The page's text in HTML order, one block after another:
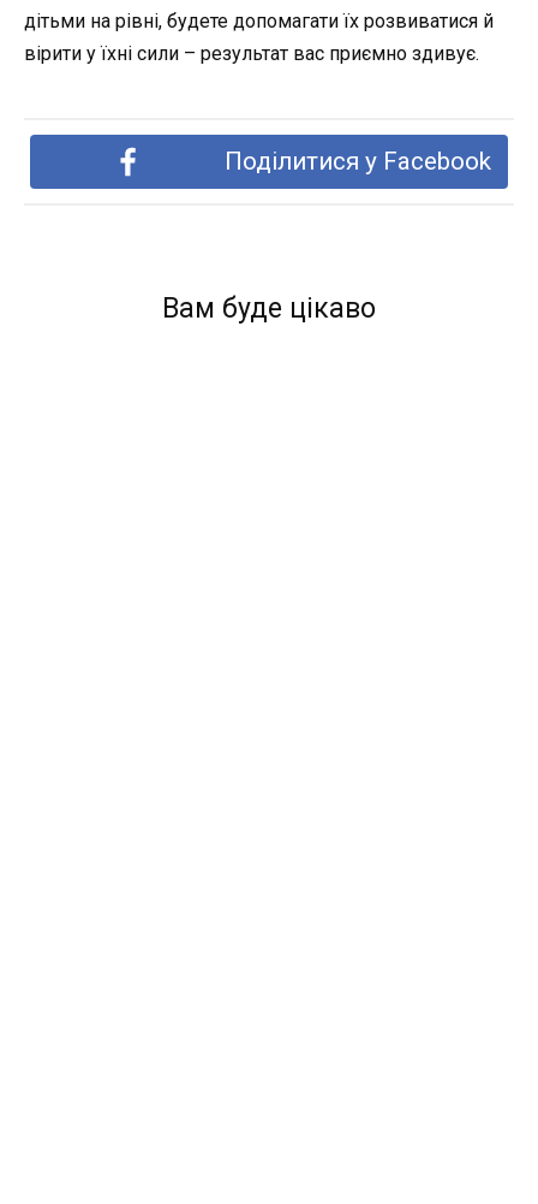
дітьми на рівні, будете допомагати їх розвиватися й
вірити у їхні сили – результат вас приємно здивує.
Поділитися у Facebook
Вам буде цікаво